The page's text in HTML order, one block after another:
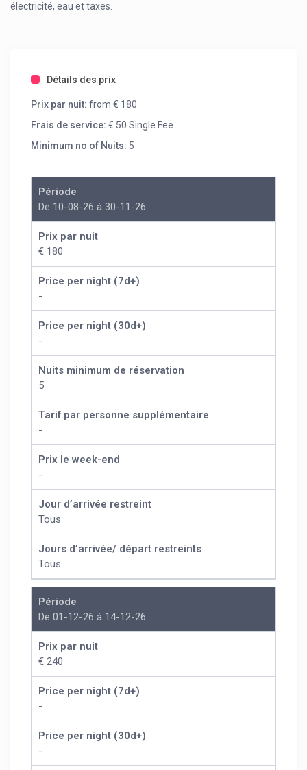
électricité, eau et taxes.
Détails des prix
Prix par nuit: from € 180
Frais de service: € 50 Single Fee
Minimum no of Nuits: 5
Période
De 10-08-26 à 30-11-26
Prix par nuit
€ 180
Price per night (7d+)
-
Price per night (30d+)
-
Nuits minimum de réservation
5
Tarif par personne supplémentaire
-
Prix le week-end
-
Jour d’arrivée restreint
Tous
Jours d’arrivée/ départ restreints
Tous
Période
De 01-12-26 à 14-12-26
Prix par nuit
€ 240
Price per night (7d+)
-
Price per night (30d+)
-